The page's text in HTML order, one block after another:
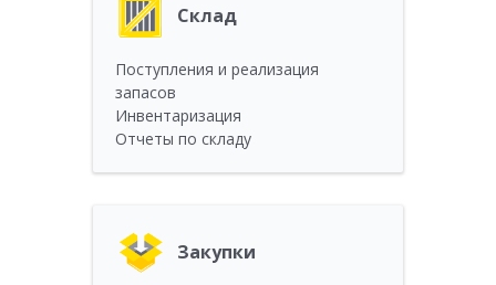
Склад
Поступления и реализация
запасов
Инвентаризация
Отчеты по складу
Закупки